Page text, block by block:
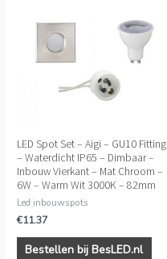
LED Spot Set – Aigi – GU10 Fitting
– Waterdicht IP65 – Dimbaar –
Inbouw Vierkant – Mat Chroom –
6W – Warm Wit 3000K – 82mm
Led inbouwspots
€11.37
Bestellen bij BesLED.nl